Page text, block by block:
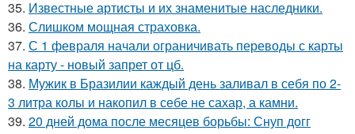
35. Известные артисты и их знаменитые наследники.
36. Слишком мощная страховка.
37. С 1 февраля начали ограничивать переводы с карты
на карту - новый запрет от цб.
38. Мужик в Бразилии каждый день заливал в себя по 2-
3 литра колы и накопил в себе не сахар, а камни.
39. 20 дней дома после месяцев борьбы: Снуп догг